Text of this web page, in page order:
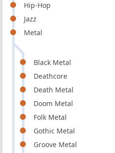
Hip-Hop
Jazz
Metal
Black Metal
Deathcore
Death Metal
Doom Metal
Folk Metal
Gothic Metal
Groove Metal